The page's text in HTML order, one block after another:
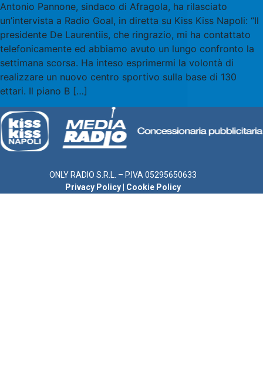
Antonio Pannone, sindaco di Afragola, ha rilasciato
un’intervista a Radio Goal, in diretta su Kiss Kiss Napoli: “Il
presidente De Laurentiis, che ringrazio, mi ha contattato
telefonicamente ed abbiamo avuto un lungo confronto la
settimana scorsa. Ha inteso esprimermi la volontà di
realizzare un nuovo centro sportivo sulla base di 130
ettari. Il piano B […]
ONLY RADIO S.R.L. – P.IVA 05295650633
Privacy Policy
Cookie Policy